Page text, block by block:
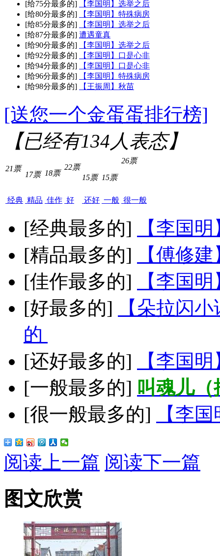
[给75分最多的]
【李国明】选举之后
[给80分最多的]
【李国明】特殊病房
[给85分最多的]
【李国明】选举之后
[给87分最多的] 遭遇童真
[给90分最多的]
【李国明】选举之后
[给92分最多的]
【李国明】口是心非
[给94分最多的]
【李国明】口是心非
[给96分最多的]
【李国明】特殊病房
[给98分最多的]
【王振周】秋苗
[送您一个金蛋蛋排行榜]
【已经有134人表态】
21票
经典
17票
精品
18票
佳作
22票
好
15票
还好
15票
一般
26票
很一般
[经典最多的]
【李国
[精品最多的]
【傅修
[佳作最多的]
【李国
[好最多的]
【朵拉闪
的
[还好最多的]
【李国
[一般最多的] 叫魂儿
[很一般最多的]
【李
阅读上一篇 阅读下一篇
图文欣赏